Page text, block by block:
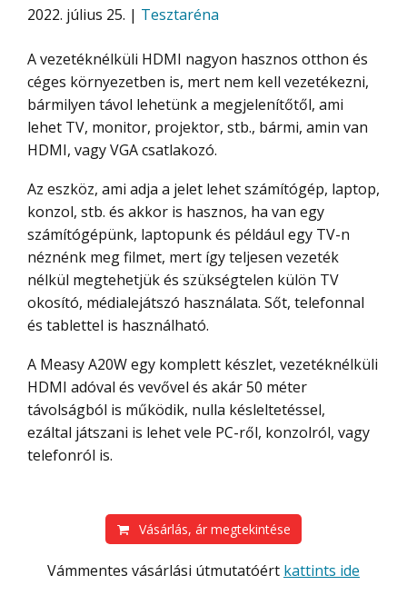
2022. július 25. | Tesztaréna
A vezetéknélküli HDMI nagyon hasznos otthon és
céges környezetben is, mert nem kell vezetékezni,
bármilyen távol lehetünk a megjelenítőtől, ami
lehet TV, monitor, projektor, stb., bármi, amin van
HDMI, vagy VGA csatlakozó.
Az eszköz, ami adja a jelet lehet számítógép, laptop,
konzol, stb. és akkor is hasznos, ha van egy
számítógépünk, laptopunk és például egy TV-n
néznénk meg filmet, mert így teljesen vezeték
nélkül megtehetjük és szükségtelen külön TV
okosító, médialejátszó használata. Sőt, telefonnal
és tablettel is használható.
A Measy A20W egy komplett készlet, vezetéknélküli
HDMI adóval és vevővel és akár 50 méter
távolságból is működik, nulla késleltetéssel,
ezáltal játszani is lehet vele PC-ről, konzolról, vagy
telefonról is.
Vásárlás, ár megtekintése
Vámmentes vásárlási útmutatóért kattints ide